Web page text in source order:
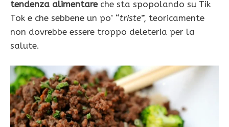
tendenza alimentareche sta spopolando su Tik
Tok e che sebbene un po’ “triste”, teoricamente
non dovrebbe essere troppo deleteria per la
salute.